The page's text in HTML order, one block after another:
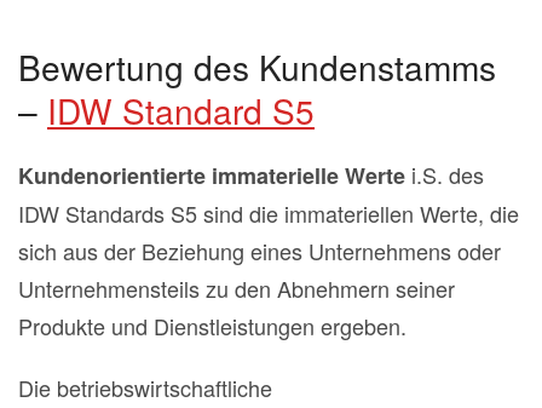
Bewertung des Kundenstamms
– IDW Standard S5
Kundenorientierte immaterielle Werte i.S. des
IDW Standards S5 sind die immateriellen Werte, die
sich aus der Beziehung eines Unternehmens oder
Unternehmensteils zu den Abnehmern seiner
Produkte und Dienstleistungen ergeben.
Die betriebswirtschaftliche